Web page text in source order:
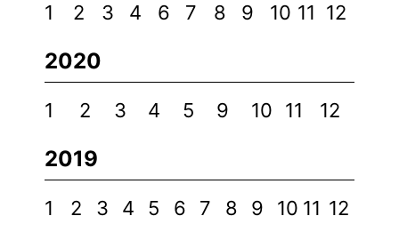
1 2 3 4 6 7 8 9 10 11 12
2020
1 2 3 4 5 9 10 11 12
2019
1 2 3 4 5 6 7 8 9 10 11 12